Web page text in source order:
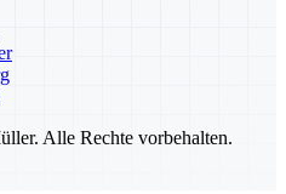
Alle Rechte vorbehalten.